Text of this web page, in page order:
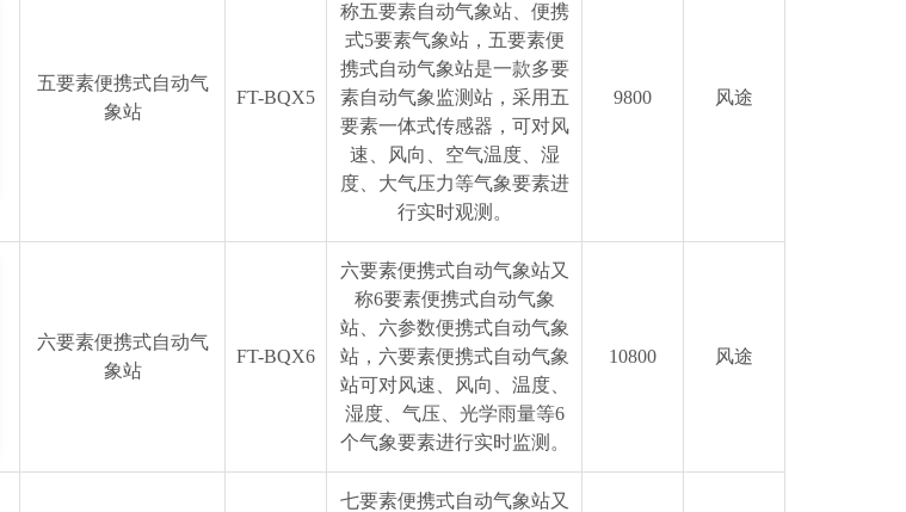
五要素便携式自动气
象站
FT-BQX5
称五要素自动气象站、便携
式5要素气象站，五要素便
携式自动气象站是一款多要
素自动气象监测站，采用五
要素一体式传感器，可对风
速、风向、空气温度、湿
度、大气压力等气象要素进
行实时观测。
9800 风途
六要素便携式自动气
象站
FT-BQX6
六要素便携式自动气象站又
称6要素便携式自动气象
站、六参数便携式自动气象
站，六要素便携式自动气象
站可对风速、风向、温度、
湿度、气压、光学雨量等6
个气象要素进行实时监测。
10800 风途
七要素便携式自动气象站又